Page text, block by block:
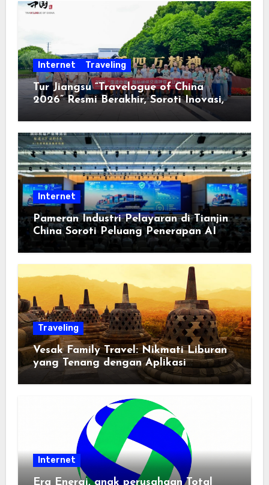
Internet Traveling
Tur Jiangsu “Travelogue of China
2026” Resmi Berakhir, Soroti Inovasi,
Keterbukaan, dan Pembangunan
Berorientasi pada Masyarakat
Internet
Pameran Industri Pelayaran di Tianjin
China Soroti Peluang Penerapan AI
Traveling
Vesak Family Travel: Nikmati Liburan
yang Tenang dengan Aplikasi
Pemindai PDF
Internet
Era Energi, anak perusahaan Total